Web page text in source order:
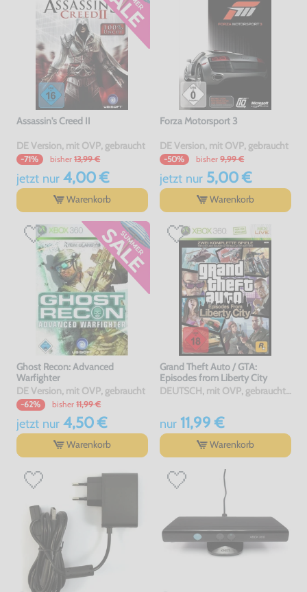
Assassin's Creed II
DE Version, mit OVP, gebraucht
-71% bisher 13,99 €
jetzt nur4,00 €
Warenkorb
Forza Motorsport 3
DE Version, mit OVP, gebraucht
-50% bisher 9,99 €
jetzt nur5,00 €
Warenkorb
Ghost Recon: Advanced
Warfighter
DE Version, mit OVP, gebraucht
-62% bisher 11,99 €
jetzt nur4,50 €
Warenkorb
Grand Theft Auto / GTA:
Episodes from Liberty City
DEUTSCH, mit OVP, gebraucht, USK18
nur11,99 €
Warenkorb